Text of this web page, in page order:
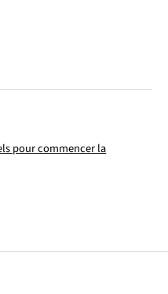
pour commencer la